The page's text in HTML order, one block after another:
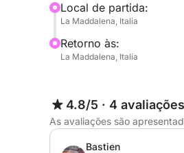
De La Maddalena, Palau
Para partidas de Palau:
O QUE VOCÊ
Local de partida:
La Maddalena, Italia
Retorno às:
La Maddalena, Italia
4.8/5 · 4 avaliações
As avaliações são
Bastien